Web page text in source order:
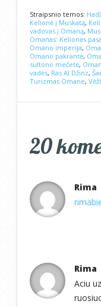
Straipsnio temos:
Kelionė į Muskatą,
vadovas į Omaną,
Omanas: Kelionės
Omano imperija,
Omano pakrantė,
sultono mečetė,
vadės, Ras Al Džinz,
Turizmas Omane,
20
Rima
Rima
Aciu